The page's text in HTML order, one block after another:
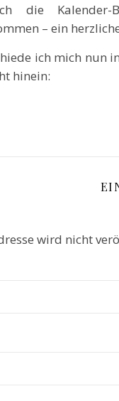
die
– ein
ich mich nun
hinein:
wird nicht